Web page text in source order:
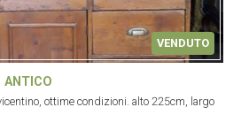
VENDUTO
ANTICO
ottime condizioni. alto 225cm, largo